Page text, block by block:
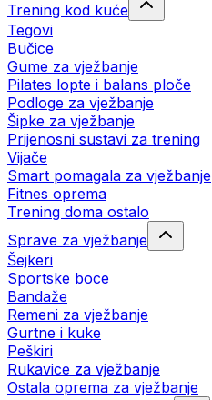
Trening kod kuće
Tegovi
Bučice
Gume za vježbanje
Pilates lopte i balans ploče
Podloge za vježbanje
Šipke za vježbanje
Prijenosni sustavi za trening
Vijače
Smart pomagala za vježbanje
Fitnes oprema
Trening doma ostalo
Sprave za vježbanje
Šejkeri
Sportske boce
Bandaže
Remeni za vježbanje
Gurtne i kuke
Peškiri
Rukavice za vježbanje
Ostala oprema za vježbanje